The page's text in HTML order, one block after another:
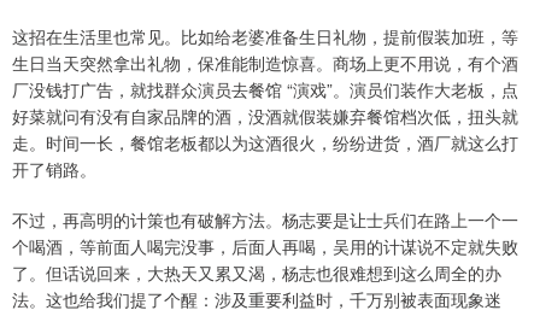
这招在生活里也常见。比如给老婆准备生日礼物，提前假装加班，等
生日当天突然拿出礼物，保准能制造惊喜。商场上更不用说，有个酒
厂没钱打广告，就找群众演员去餐馆 “演戏”。演员们装作大老板，点
好菜就问有没有自家品牌的酒，没酒就假装嫌弃餐馆档次低，扭头就
走。时间一长，餐馆老板都以为这酒很火，纷纷进货，酒厂就这么打
开了销路。
不过，再高明的计策也有破解方法。杨志要是让士兵们在路上一个一
个喝酒，等前面人喝完没事，后面人再喝，吴用的计谋说不定就失败
了。但话说回来，大热天又累又渴，杨志也很难想到这么周全的办
法。这也给我们提了个醒：涉及重要利益时，千万别被表面现象迷